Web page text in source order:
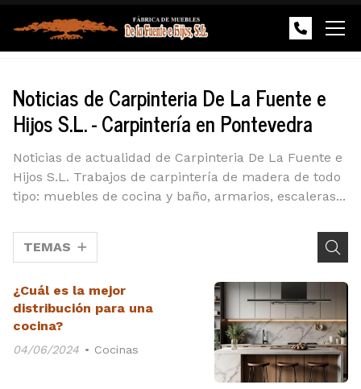
Noticias de Carpinteria De La Fuente e
Hijos S.L. - Carpintería en Pontevedra
Noticias de actualidad de Carpinteria De La Fuente e
Hijos S.L. Trabajos de carpintería de madera de todo
tipo: muebles de cocina y baño, armarios, escaleras...
TEMAS
¿Cuál es la mejor
distribución para una
cocina?
04/06/2024 Cocinas